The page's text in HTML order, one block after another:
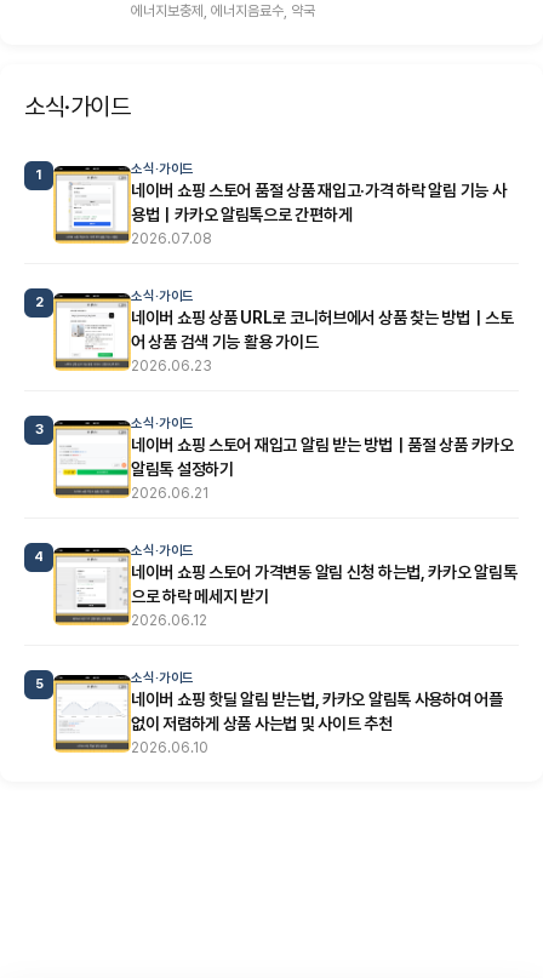
에너지보충제, 에너지음료수, 약국
소식·가이드
1 소식·가이드
네이버 쇼핑 스토어 품절 상품 재입고·가격 하락 알림 기능 사
용법｜카카오 알림톡으로 간편하게
2026.07.08
2 소식·가이드
네이버 쇼핑 상품 URL로 코니허브에서 상품 찾는 방법｜스토
어 상품 검색 기능 활용 가이드
2026.06.23
3 소식·가이드
네이버 쇼핑 스토어 재입고 알림 받는 방법｜품절 상품 카카오
알림톡 설정하기
2026.06.21
4 소식·가이드
네이버 쇼핑 스토어 가격변동 알림 신청 하는법, 카카오 알림톡
으로 하락 메세지 받기
2026.06.12
5 소식·가이드
네이버 쇼핑 핫딜 알림 받는법, 카카오 알림톡 사용하여 어플
없이 저렴하게 상품 사는법 및 사이트 추천
2026.06.10